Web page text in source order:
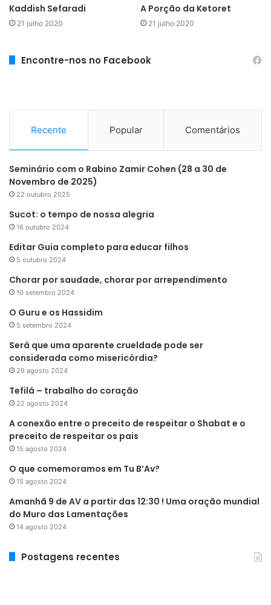
Kaddish Sefaradi
21 julho 2020
A Porção da Ketoret
21 julho 2020
Encontre-nos no Facebook
Recente Popular Comentários
Seminário com o Rabino Zamir Cohen (28 a 30 de
Novembro de 2025)
22 outubro 2025
Sucot: o tempo de nossa alegria
16 outubro 2024
Editar Guia completo para educar filhos
5 outubro 2024
Chorar por saudade, chorar por arrependimento
10 setembro 2024
O Guru e os Hassidim
5 setembro 2024
Será que uma aparente crueldade pode ser
considerada como misericórdia?
29 agosto 2024
Tefilá – trabalho do coração
22 agosto 2024
A conexão entre o preceito de respeitar o Shabat e o
preceito de respeitar os pais
15 agosto 2024
O que comemoramos em Tu B’Av?
15 agosto 2024
Amanhã 9 de AV a partir das 12:30 ! Uma oração mundial
do Muro das Lamentações
14 agosto 2024
Postagens recentes